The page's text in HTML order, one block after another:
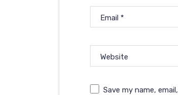
Email *
Website
Save my name,